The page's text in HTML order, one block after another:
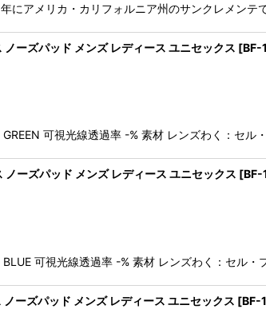
にアメリカ・カリフォルニア州のサンクレメン
ーズパッド メンズ レディース ユニセックス [BF-
可視光線透過率 -% 素材 レンズわく：セ
ーズパッド メンズ レディース ユニセックス [
可視光線透過率 -% 素材 レンズわく：セル
ーズパッド メンズ レディース ユニセックス [BF-